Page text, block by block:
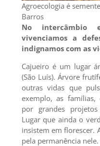
Agroecologia é
Barros
No intercâmbio
vivenciamos a
indignamos com as
Cajueiro é um lugar
(São Luís). Árvore
outras vidas que
exemplo, as famílias,
por grandes
Lugar que ainda o
insistem em florescer.
pela permanência nele.